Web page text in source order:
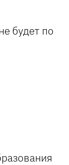
будет по